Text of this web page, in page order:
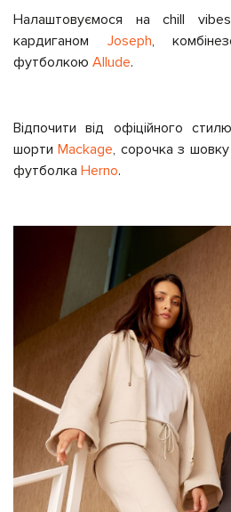
Налаштовуємося на chill
кардиганом Joseph,
футболкою Allude.
Відпочити від офіційного
шортиMackage, сорочка з
футболка Herno.